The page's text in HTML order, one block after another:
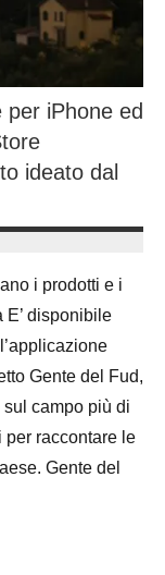
per iPhone ed
ideato dal
i prodotti e i
E’ disponibile
Gente del Fud,
campo più di
raccontare le
Gente del